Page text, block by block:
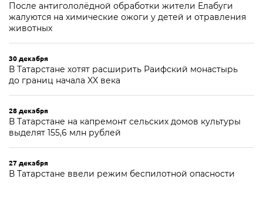
После антигололёдной обработки жители Елабуги
жалуются на химические ожоги у детей и отравления
животных
30 декабря
В Татарстане хотят расширить Раифский монастырь
до границ начала XX века
28 декабря
В Татарстане на капремонт сельских домов культуры
выделят 155,6 млн рублей
27 декабря
В Татарстане ввели режим беспилотной опасности